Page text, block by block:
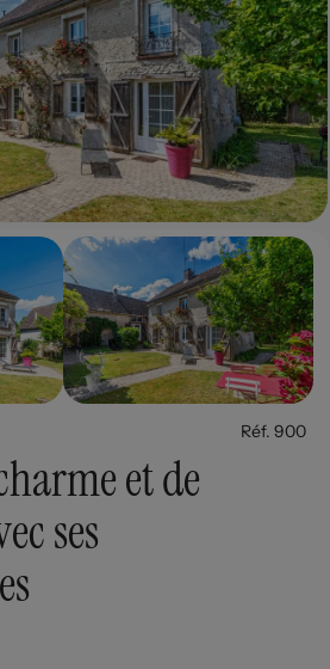
Réf. 900
et de
ses